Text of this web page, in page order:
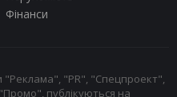
Фінанси
"Реклама", "PR", "Спецпроект",
публікуються на